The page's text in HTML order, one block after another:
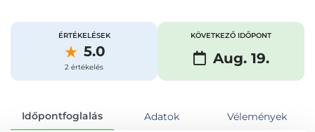
ÉRTÉKELÉSEK
5.0
2 értékelés
KÖVETKEZŐ IDŐPONT
Aug. 19.
Időpontfoglalás Adatok Vélemények